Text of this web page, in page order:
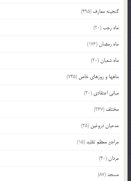
گنجینه معارف (495)
ماه رجب(20)
ماه رمضان(176)
ماه شعبان(20)
ماهها و روزهای خاص (745)
مبانی اعتقادی (20)
مختلف (367)
مدعیان دروغین (25)
مراجع معظم تقلید(15)
مردان(40)
مسجد(87)